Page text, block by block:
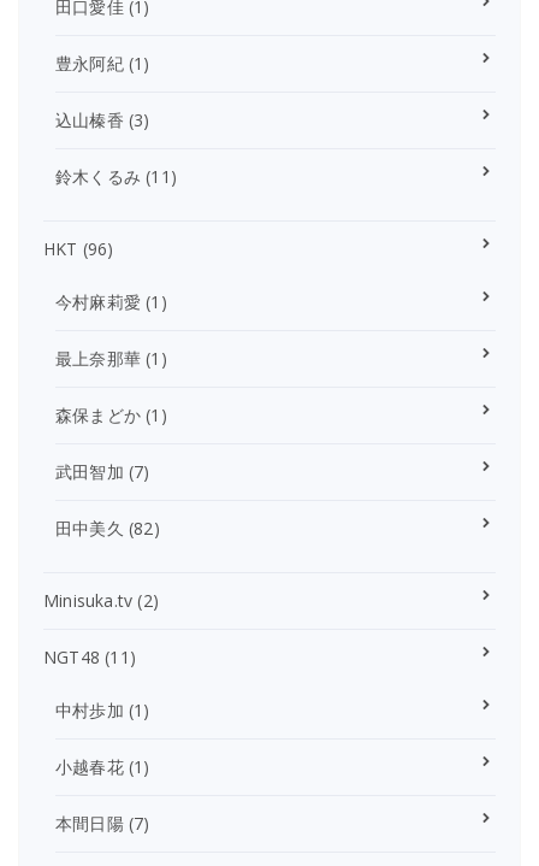
田口愛佳(1)
豊永阿紀(1)
込山榛香 (3)
鈴木くるみ (11)
HKT (96)
今村麻莉愛 (1)
最上奈那華 (1)
森保まどか (1)
武田智加 (7)
田中美久 (82)
Minisuka.tv (2)
NGT48 (11)
中村歩加 (1)
小越春花(1)
本間日陽(7)